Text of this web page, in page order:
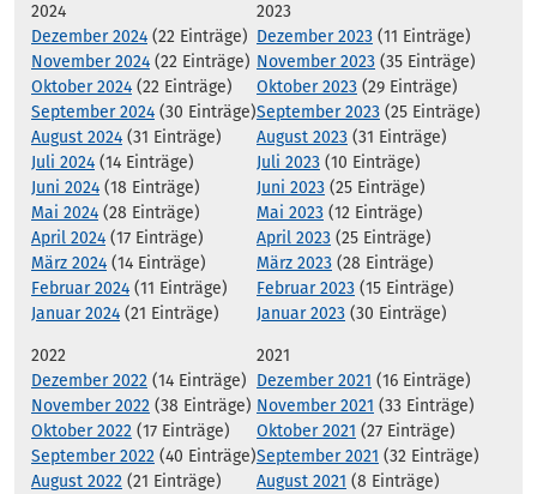
2024
Dezember 2024 (22 Einträge)
November 2024 (22 Einträge)
Oktober 2024 (22 Einträge)
September 2024 (30 Einträge)
August 2024 (31 Einträge)
Juli 2024 (14 Einträge)
Juni 2024 (18 Einträge)
Mai 2024 (28 Einträge)
April 2024 (17 Einträge)
März 2024 (14 Einträge)
Februar 2024 (11 Einträge)
Januar 2024 (21 Einträge)
2023
Dezember 2023 (11 Einträge)
November 2023 (35 Einträge)
Oktober 2023 (29 Einträge)
September 2023 (25 Einträge)
August 2023 (31 Einträge)
Juli 2023 (10 Einträge)
Juni 2023 (25 Einträge)
Mai 2023 (12 Einträge)
April 2023 (25 Einträge)
März 2023 (28 Einträge)
Februar 2023 (15 Einträge)
Januar 2023 (30 Einträge)
2022
Dezember 2022 (14 Einträge)
November 2022 (38 Einträge)
Oktober 2022 (17 Einträge)
September 2022 (40 Einträge)
August 2022 (21 Einträge)
2021
Dezember 2021 (16 Einträge)
November 2021 (33 Einträge)
Oktober 2021 (27 Einträge)
September 2021 (32 Einträge)
August 2021 (8 Einträge)